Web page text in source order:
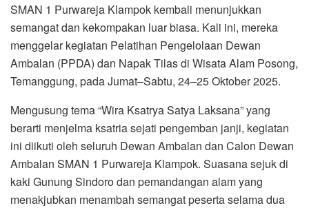
SMAN 1 Purwareja Klampok kembali menunjukkan
semangat dan kekompakan luar biasa. Kali ini, mereka
menggelar kegiatan Pelatihan Pengelolaan Dewan
Ambalan (PPDA) dan Napak Tilas di Wisata Alam Posong,
Temanggung, pada Jumat–Sabtu, 24–25 Oktober 2025.
Mengusung tema “Wira Ksatrya Satya Laksana” yang
berarti menjelma ksatria sejati pengemban janji, kegiatan
ini diikuti oleh seluruh Dewan Ambalan dan Calon Dewan
Ambalan SMAN 1 Purwareja Klampok. Suasana sejuk di
kaki Gunung Sindoro dan pemandangan alam yang
menakjubkan menambah semangat peserta selama dua